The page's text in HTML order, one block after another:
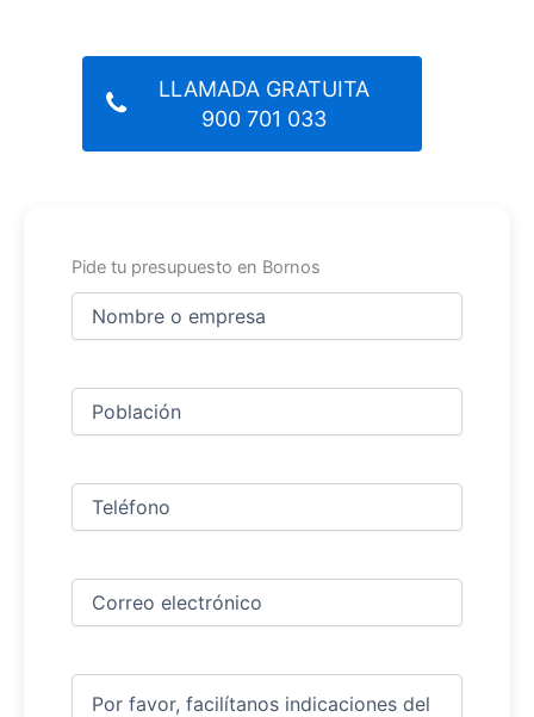
LLAMADA GRATUITA
900 701 033
Pide tu presupuesto en Bornos
Nombre
Ciudad
Teléfono
Correo
electrónico (Obligatorio)
Comentarios